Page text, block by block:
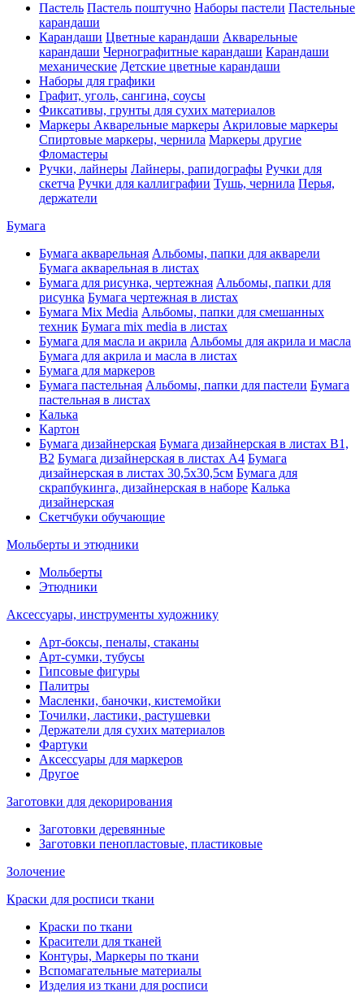
Пастель Пастель поштучно Наборы пастели Пастельные
карандаши
Карандаши Цветные карандаши Акварельные
карандаши Чернографитные карандаши Карандаши
механические Детские цветные карандаши
Наборы для графики
Графит, уголь, сангина, соусы
Фиксативы, грунты для сухих материалов
Маркеры Акварельные маркеры Акриловые маркеры
Спиртовые маркеры, чернила Маркеры другие
Фломастеры
Ручки, лайнеры Лайнеры, рапидографы Ручки для
скетча Ручки для каллиграфии Тушь, чернила Перья,
держатели
Бумага
Бумага акварельная Альбомы, папки для акварели
Бумага акварельная в листах
Бумага для рисунка, чертежная Альбомы, папки для
рисунка Бумага чертежная в листах
Бумага Mix Media Альбомы, папки для смешанных
техник Бумага mix media в листах
Бумага для масла и акрила Альбомы для акрила и масла
Бумага для акрила и масла в листах
Бумага для маркеров
Бумага пастельная Альбомы, папки для пастели Бумага
пастельная в листах
Калька
Картон
Бумага дизайнерская Бумага дизайнерская в листах В1,
В2 Бумага дизайнерская в листах А4 Бумага
дизайнерская в листах 30,5х30,5см Бумага для
скрапбукинга, дизайнерская в наборе Калька
дизайнерская
Скетчбуки обучающие
Мольберты и этюдники
Мольберты
Этюдники
Аксессуары, инструменты художнику
Арт-боксы, пеналы, стаканы
Арт-сумки, тубусы
Гипсовые фигуры
Палитры
Масленки, баночки, кистемойки
Точилки, ластики, растушевки
Держатели для сухих материалов
Фартуки
Аксессуары для маркеров
Другое
Заготовки для декорирования
Заготовки деревянные
Заготовки пенопластовые, пластиковые
Золочение
Краски для росписи ткани
Краски по ткани
Красители для тканей
Контуры, Маркеры по ткани
Вспомагательные материалы
Изделия из ткани для росписи